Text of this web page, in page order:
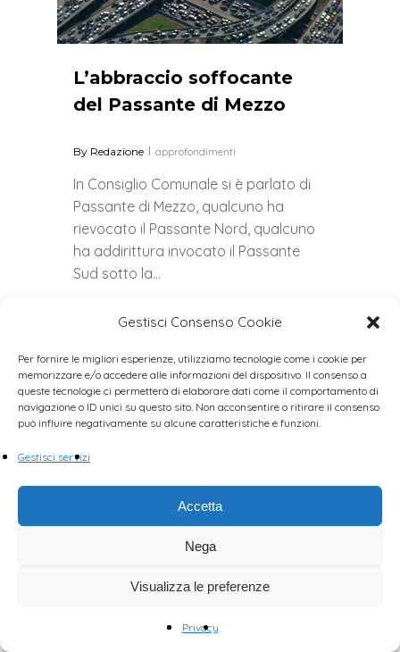
Gestisci Consenso Cookie
Per fornire le migliori esperienze, utilizziamo tecnologie come i cookie per
memorizzare e/o accedere alle informazioni del dispositivo. Il consenso a
queste tecnologie ci permetterà di elaborare dati come il comportamento di
navigazione o ID unici su questo sito. Non acconsentire o ritirare il consenso
può influire negativamente su alcune caratteristiche e funzioni.
Gestisci servizi
Accetta
Nega
Visualizza le preferenze
Privacy
L’abbraccio soffocante
del Passante di Mezzo
By Redazione approfondimenti
In Consiglio Comunale si è parlato di
Passante di Mezzo, qualcuno ha
rievocato il Passante Nord, qualcuno
ha addirittura invocato il Passante
Sud sotto la…
Approvato OdG sulla
mobilità ciclistica